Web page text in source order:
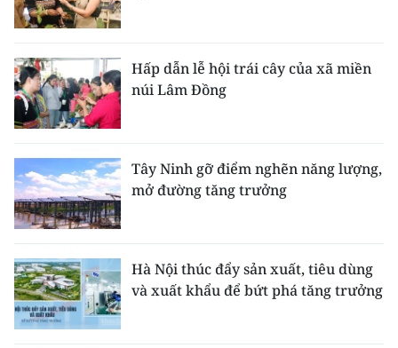
Hấp dẫn lễ hội trái cây của xã miền
núi Lâm Đồng
Tây Ninh gỡ điểm nghẽn năng lượng,
mở đường tăng trưởng
Hà Nội thúc đẩy sản xuất, tiêu dùng
và xuất khẩu để bứt phá tăng trưởng